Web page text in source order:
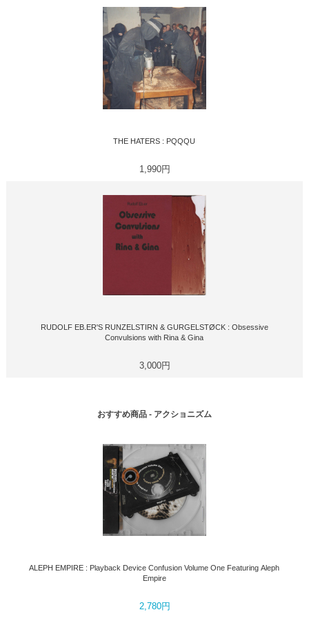
THE HATERS : PQQQU
1,990円
RUDOLF EB.ER'S RUNZELSTIRN & GURGELSTØCK : Obsessive
Convulsions with Rina & Gina
3,000円
おすすめ商品 - アクショニズム
ALEPH EMPIRE : Playback Device Confusion Volume One Featuring Aleph
Empire
2,780円